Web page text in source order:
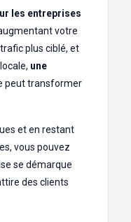
les entreprises
votre
plus ciblé, et
une
peut transformer
et en restant
vous pouvez
se démarque
des clients